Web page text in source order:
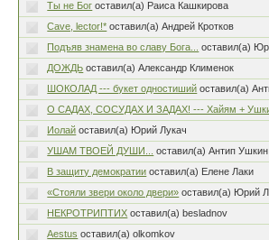
Ты не Бог оставил(а) Раиса Кашкирова
Cave, lector!* оставил(а) Андрей Кротков
Подъяв знамена во славу Бога...
оставил(а)
ДОЖДЬ оставил(а) Александр Клименок
ШОКОЛАД --- букет одностиший оставил(а)
О САДАХ, СОСУДАХ И ЗАДАХ! --- Хайям +
Иолай оставил(а) Юрий Лукач
УШАМ ТВОЕЙ ДУШИ...
оставил(а) Антип Ушкин
В защиту демократии оставил(а) Елене Лаки
«Стояли звери около двери» оставил(а) Юрий
НЕКРОТРИПТИХ оставил(а) besladnov
Aestus оставил(а) olkomkov